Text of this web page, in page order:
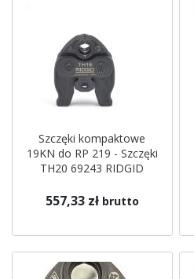
Szczęki kompaktowe
19KN do RP 219 - Szczęki
TH20 69243 RIDGID
557,33 zł brutto